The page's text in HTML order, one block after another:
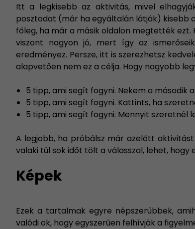
Itt a legkisebb az aktivitás, mivel
posztodat (már ha egyáltalán látják) kisebb
főleg, ha már a másik oldalon megtették
viszont nagyon jó, mert így az
eredményez. Persze, itt is szerezhetsz
alapvetően nem ez a célja. Hogy nagyobb
5 tipp, ami segít fogyni. Nekem a második
5 tipp, ami segít fogyni. Kattints, ha
5 tipp, ami segít fogyni. Mennyit szeretnél
A legjobb, ha próbálsz már azelőtt
valaki túl sok időt tölt a válasszal, lehet,
Képek
Ezek a tartalmak egyre népszerűbbek,
valódi ok, hogy egyszerűen felhívják a